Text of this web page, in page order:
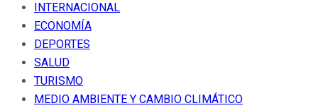
INTERNACIONAL
ECONOMÍA
DEPORTES
SALUD
TURISMO
MEDIO AMBIENTE Y CAMBIO CLIMÁTICO